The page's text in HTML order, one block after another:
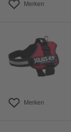
Merken
Merken